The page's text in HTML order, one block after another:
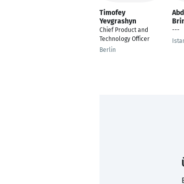
Timofey
Yevgrashyn
Chief Product and
Technology Officer
Berlin
---